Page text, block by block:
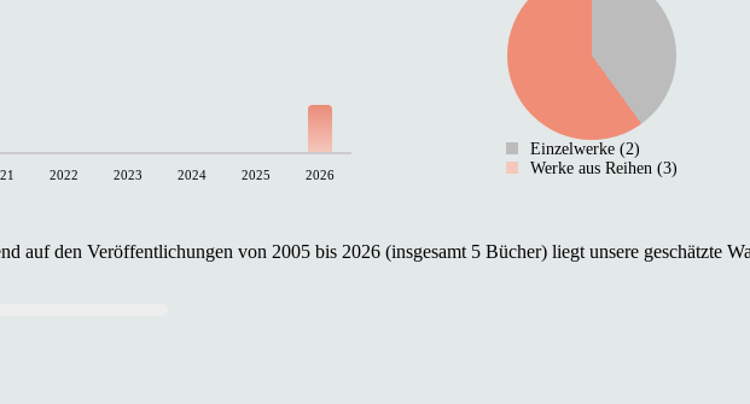
2022 2023 2024 2025 2026
Einzelwerke (2)
Werke aus Reihen (3)
auf den Veröffentlichungen von 2005 bis 2026 (insgesamt 5 Bücher) liegt unsere geschätzte